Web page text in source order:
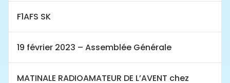
F1AFS SK
19 février 2023 – Assemblée Générale
MATINALE RADIOAMATEUR DE L’AVENT chez